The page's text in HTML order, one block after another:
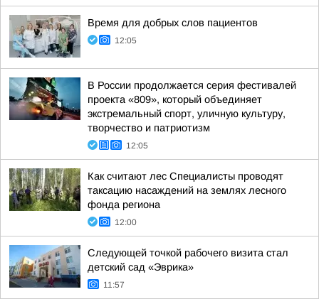
Время для добрых слов пациентов
12:05
В России продолжается серия фестивалей
проекта «809», который объединяет
экстремальный спорт, уличную культуру,
творчество и патриотизм
12:05
Как считают лес Специалисты проводят
таксацию насаждений на землях лесного
фонда региона
12:00
Следующей точкой рабочего визита стал
детский сад «Эврика»
11:57